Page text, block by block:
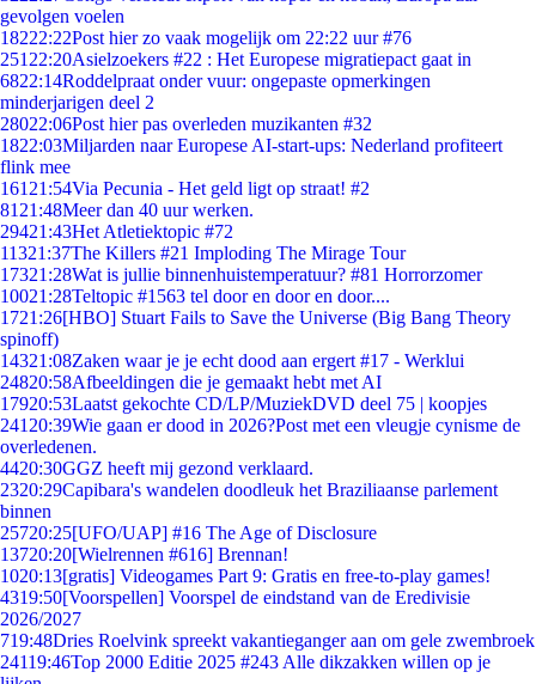
gevolgen voelen
18222:22Post hier zo vaak mogelijk om 22:22 uur #76
251 22:20Asielzoekers #22 : Het Europese migratiepact gaat in
6822:14Roddelpraat onder vuur: ongepaste opmerkingen
minderjarigen deel 2
28022:06Post hier pas overleden muzikanten #32
1822:03Miljarden naar Europese AI-start-ups: Nederland profiteert
flink mee
161 21:54Via Pecunia - Het geld ligt op straat! #2
81 21:48Meer dan 40 uur werken.
29421:43Het Atletiektopic #72
11321:37The Killers #21 Imploding The Mirage Tour
17321:28Wat is jullie binnenhuistemperatuur? #81 Horrorzomer
10021:28Teltopic #1563 tel door en door en door....
1721:26[HBO] Stuart Fails to Save the Universe (Big Bang Theory
spinoff)
14321:08Zaken waar je je echt dood aan ergert #17 - Werklui
24820:58Afbeeldingen die je gemaakt hebt met AI
17920:53Laatst gekochte CD/LP/MuziekDVD deel 75 | koopjes
241 20:39Wie gaan er dood in 2026?Post met een vleugje cynisme de
overledenen.
4420:30GGZ heeft mij gezond verklaard.
2320:29Capibara's wandelen doodleuk het Braziliaanse parlement
binnen
25720:25[UFO/UAP] #16 The Age of Disclosure
13720:20[Wielrennen #616] Brennan!
1020:13[gratis] Videogames Part 9: Gratis en free-to-play games!
4319:50[Voorspellen] Voorspel de eindstand van de Eredivisie
2026/2027
719:48Dries Roelvink spreekt vakantieganger aan om gele zwembroek
24119:46Top 2000 Editie 2025 #243 Alle dikzakken willen op je